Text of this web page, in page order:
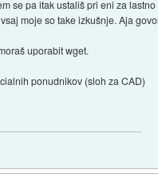
se pa itak ustališ pri eni za
moje so take izkušnje. Aja
uporabit wget.
ponudnikov (sloh za CAD)